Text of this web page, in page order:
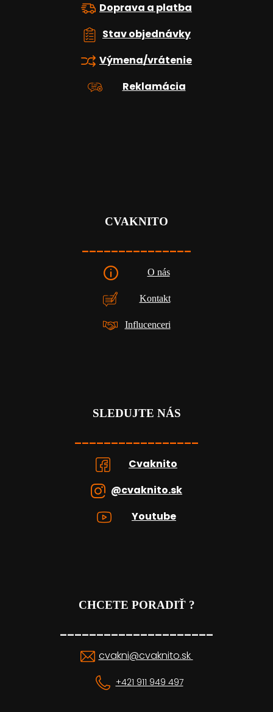
Doprava a platba
Stav objednávky
Výmena/vrátenie
Reklamácia
CVAKNITO
_______________
O nás
Kontakt
Influcenceri
SLEDUJTE NÁS
_________________
Cvaknito
@cvaknito.sk
Youtube
CHCETE PORADIŤ ?
_____________________
cvakni@cvaknito.sk
+421 911 949 497